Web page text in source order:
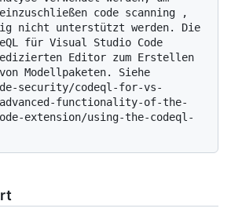
code scanning ,
nicht unterstützt werden. Die
für Visual Studio Code
Editor zum Erstellen
Modellpaketen. Siehe
security/codeql-for-vs-
functionality-of-the-
extension/using-the-codeql-